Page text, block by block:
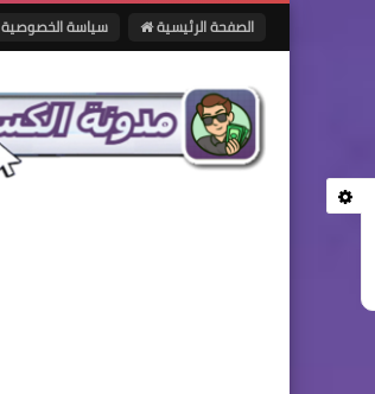
الصفحة الرئيسية سياسة الخصوصية